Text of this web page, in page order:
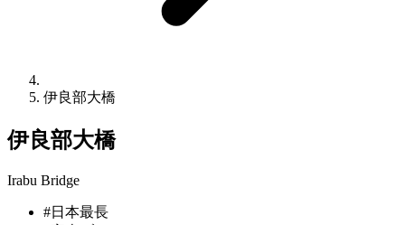
伊良部大橋
伊良部大橋
Irabu Bridge
#日本最長